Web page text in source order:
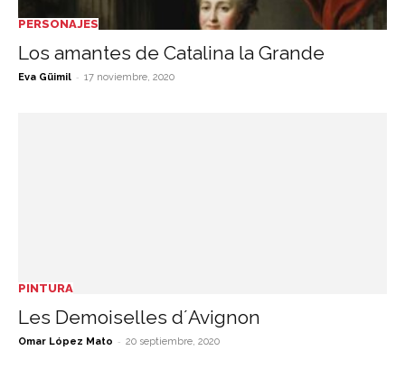
PERSONAJES
Los amantes de Catalina la Grande
Eva Güimil - 17 noviembre, 2020
PINTURA
Les Demoiselles d´Avignon
Omar López Mato - 20 septiembre, 2020